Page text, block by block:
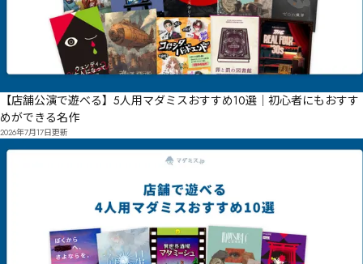
【店舗公演で遊べる】5人用マダミスおすすめ10選｜初心者にもおすす
めができる名作
2026年7月17日更新